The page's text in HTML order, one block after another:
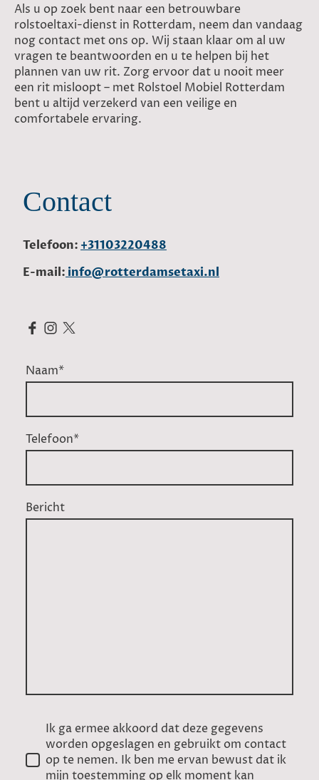
Als u op zoek bent naar een betrouwbare
rolstoeltaxi-dienst in Rotterdam, neem dan vandaag
nog contact met ons op. Wij staan klaar om al uw
vragen te beantwoorden en u te helpen bij het
plannen van uw rit. Zorg ervoor dat u nooit meer
een rit misloopt – met Rolstoel Mobiel Rotterdam
bent u altijd verzekerd van een veilige en
comfortabele ervaring.
Contact
Telefoon: +31103220488
E-mail: info@rotterdamsetaxi.nl
Naam*
Telefoon*
Bericht
Ik ga ermee akkoord dat deze gegevens
worden opgeslagen en gebruikt om contact
op te nemen. Ik ben me ervan bewust dat ik
mijn toestemming op elk moment kan